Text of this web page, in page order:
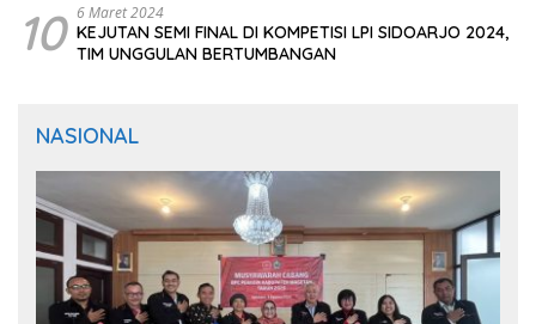
10 6 Maret 2024
KEJUTAN SEMI FINAL DI KOMPETISI LPI SIDOARJO 2024,
TIM UNGGULAN BERTUMBANGAN
NASIONAL